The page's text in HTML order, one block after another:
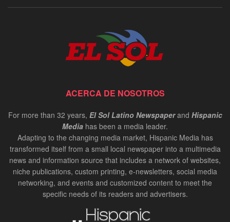
ACERCA DE NOSOTROS
For more than 32 years, El Sol Latino Newspaperand Hispanic
Media has been a media leader.
Adapting to the changing media market, Hispanic Media has
transformed itself from a small local newspaper into a multimedia
news and information source that includes a network of websites,
niche publications, custom printing, e-newsletters, social media
networking, and events and customized content to meet the
specific needs of its readers and advertisers.